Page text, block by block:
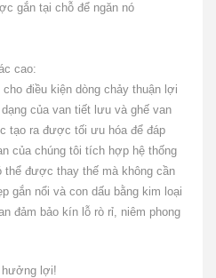
gắn tại chỗ để ngăn nó
cao:
điều kiện dòng chảy thuận lợi
dạng của van tiết lưu và ghế van
tạo ra được tối ưu hóa để đáp
của chúng tôi tích hợp hệ thống
thể được thay thế mà không cần
gắn nổi và con dấu bằng kim loại
đảm bảo kín lỗ rò rỉ, niêm phong
hưởng lợi!